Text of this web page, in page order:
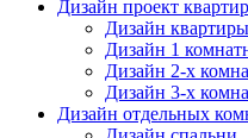
Дизайн проект квартир
Дизайн
Дизайн 1
Дизайн 2-х
Дизайн 3-х
Дизайн отдельных